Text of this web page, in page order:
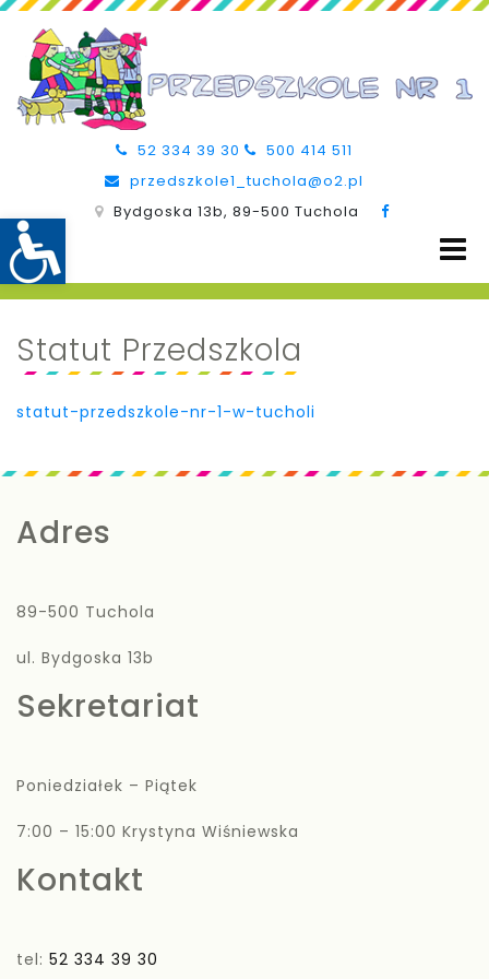
52 334 39 30
500 414 511
przedszkole1_tuchola@o2.pl
Bydgoska 13b, 89-500 Tuchola
Statut Przedszkola
statut-przedszkole-nr-1-w-tucholi
Adres
89-500 Tuchola
ul. Bydgoska 13b
Sekretariat
Poniedziałek – Piątek
7:00 – 15:00 Krystyna Wiśniewska
Kontakt
tel: 52 334 39 30